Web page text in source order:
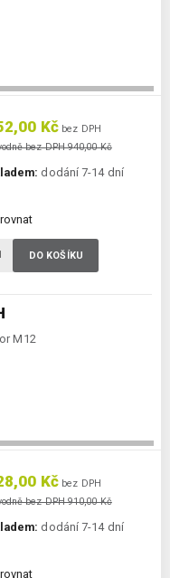
M12
Kč bez DPH
bez DPH 940,00 Kč
dodání 7-14 dní
DO KOŠÍKU
Kč bez DPH
bez DPH 910,00 Kč
dodání 7-14 dní